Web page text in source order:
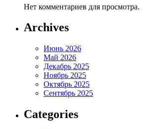
Нет комментариев для просмотра.
Archives
Июнь 2026
Май 2026
Декабрь 2025
Ноябрь 2025
Октябрь 2025
Сентябрь 2025
Categories